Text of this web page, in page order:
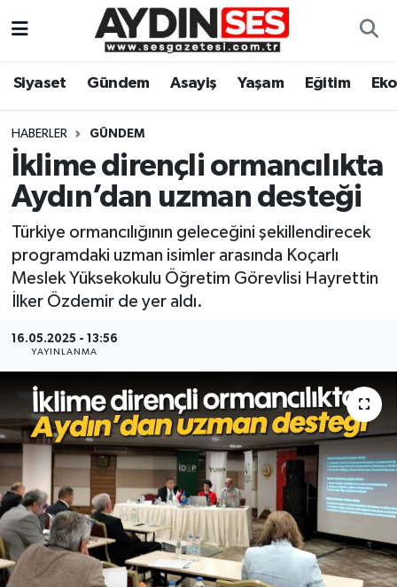
Siyaset Gündem Asayiş Yaşam Eğitim
HABERLER GÜNDEM
İklime dirençli ormancılıkta
Aydın’dan uzman desteği
Türkiye ormancılığının geleceğini şekillendirecek
programdaki uzman isimler arasında Koçarlı
Meslek Yüksekokulu Öğretim Görevlisi Hayrettin
İlker Özdemir de yer aldı.
16.05.2025 - 13:56
YAYINLANMA
Gündem
Siyaset
Ekonomi
Yaşam
Eğitim
Kültür Sanat
Aydın Hava Durumu
Aydin Namaz Vakitleri
Aydın Trafik Yoğunluk Haritası
Süper Lig Puan Durumu ve Fikstür
Tüm Manşetler
Son Dakika Haberleri